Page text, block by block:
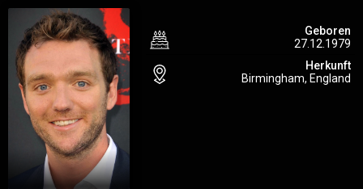
Genre
dass wir dir Benachrichtungen schicken dürfen.
Du kannst deine Einstellungen jederzeit wiederurfen, Serien
entfernen oder neue hinzufügen.
Alles klar
Geboren
27.12.1979
Herkunft
Birmingham, England